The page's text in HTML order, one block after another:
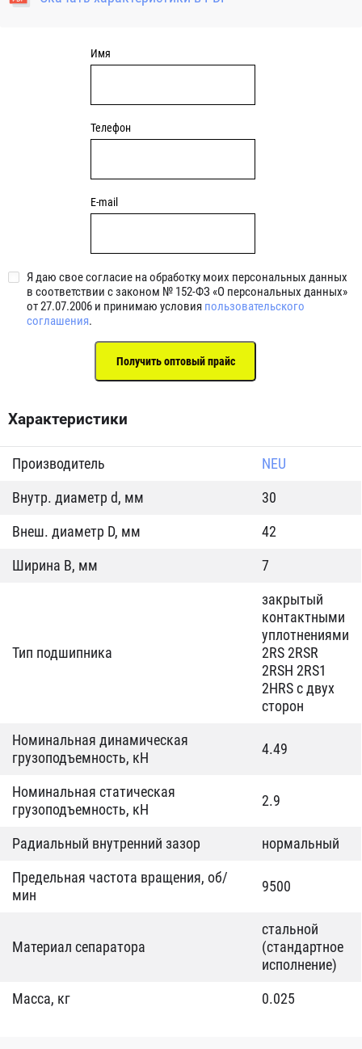
Имя
Телефон
E-mail
Я даю свое согласие на обработку моих персональных данных
в соответствии с законом № 152-ФЗ «О персональных данных»
от 27.07.2006 и принимаю условия пользовательского
соглашения.
Характеристики
Производитель
NEU
Внутр. диаметр d, мм
30
Внеш. диаметр D, мм
42
Ширина B, мм
7
Тип подшипника
закрытый
контактными
уплотнениями
2RS 2RSR
2RSH 2RS1
2HRS с двух
сторон
Номинальная динамическая
грузоподъемность, кН
4.49
Номинальная статическая
грузоподъемность, кН
2.9
Радиальный внутренний зазор
нормальный
Предельная частота вращения, об/
мин
9500
Материал сепаратора
стальной
(стандартное
исполнение)
Масса, кг
0.025